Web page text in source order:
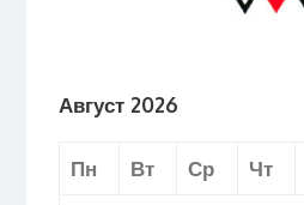
Август 2026
Пн Вт Ср Чт